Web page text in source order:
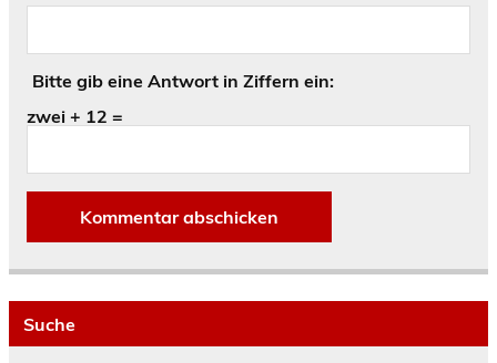
Bitte gib eine Antwort in Ziffern ein:
zwei + 12 =
Suche